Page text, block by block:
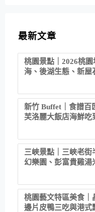
最新文章
桃園景點｜2026桃
海、後湖生態、新屋
新竹 Buffet｜食譜百
芙洛麗大飯店海鮮吃
三峽景點｜三峽老街
幻樂園、彭富貴雞
桃園藝文特區美食｜
邊片皮鴨三吃與港式